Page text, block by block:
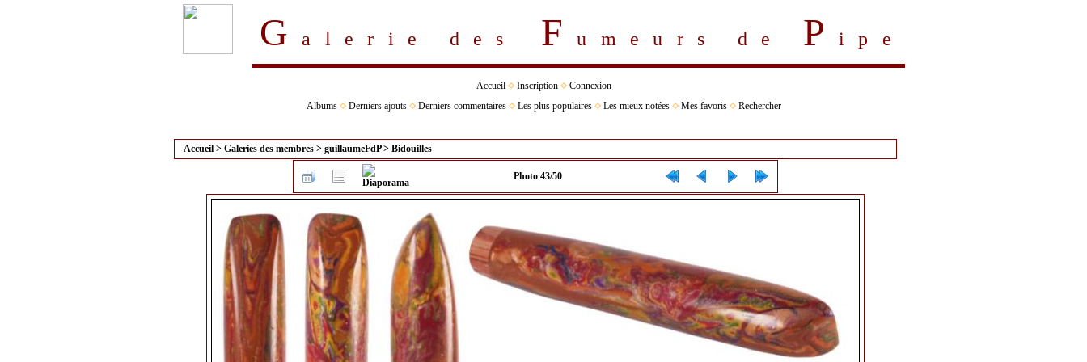
Galerie des Fumeurs de P ipe
Accueil Inscription
Connexion
Albums
Derniers ajouts Derniers commentaires Les plus populaires Les mieux notées Mes favoris Rechercher
Accueil > Galeries des membres > guillaumeFdP> Bidouilles
Photo 43/50